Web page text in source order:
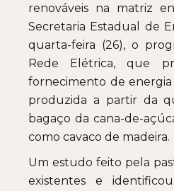
renováveis na matriz
Secretaria Estadual de
quarta-feira (26), o
Rede Elétrica, que
fornecimento de
produzida a partir da
bagaço da cana-de-
como cavaco de madeira.
Um estudo feito pela
existentes e